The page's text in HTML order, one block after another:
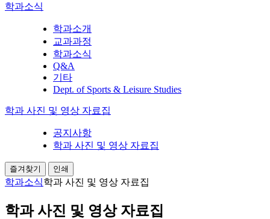
학과소식
학과소개
교과과정
학과소식
Q&A
기타
Dept. of Sports & Leisure Studies
학과 사진 및 영상 자료집
공지사항
학과 사진 및 영상 자료집
즐겨찾기 인쇄
학과소식학과 사진 및 영상 자료집
학과 사진 및 영상 자료집